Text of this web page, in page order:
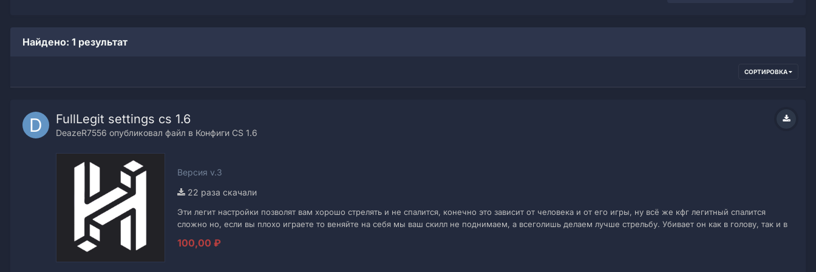
Найдено: 1 результат
СОРТИРОВКА
FullLegit settings cs 1.6
DeazeR7556 опубликовал файл в Конфиги CS 1.6
Версия v.3
22 раза скачали
Эти легит настройки позволят вам хорошо стрелять и не спалится, конечно это зависит от человека и от его игры, ну всё же кфг легитный спалится
сложно но, если вы плохо играете то веняйте на себя мы ваш скилл не поднимаем, а всеголишь делаем лучше стрельбу. Убивает он как в голову, так и в
100,00 ₽